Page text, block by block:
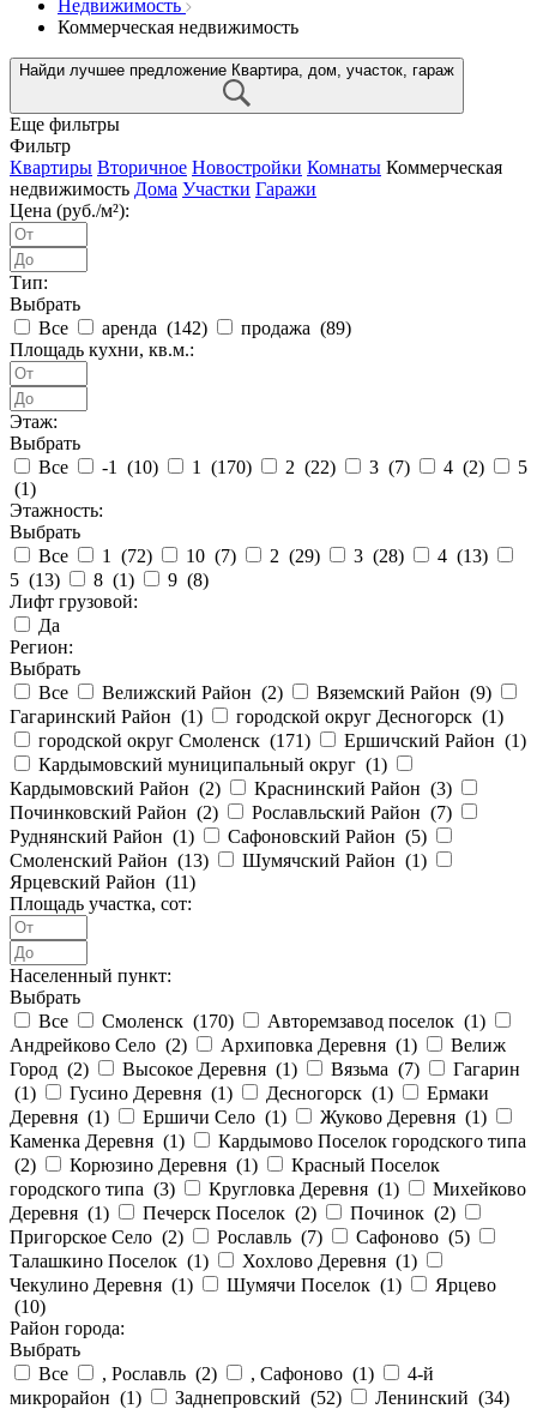
Недвижимость
Коммерческая недвижимость
Найди лучшее предложение Квартира, дом, участок, гараж
Еще фильтры
Фильтр
Квартиры Вторичное Новостройки Комнаты Коммерческая
недвижимость Дома Участки Гаражи
Цена (руб./м²):
Тип:
Выбрать
Все
аренда (142) продажа (89)
Площадь кухни, кв.м.:
Этаж:
Выбрать
Все
-1 (10) 1 (170) 2 (22) 3 (7) 4 (2)
5
(1)
Этажность:
Выбрать
Все
1 (72) 10 (7) 2 (29) 3 (28) 4 (13)
5 (13) 8 (1) 9 (8)
Лифт грузовой:
Да
Регион:
Выбрать
Все
Велижский Район (2) Вяземский Район (9)
Гагаринский Район (1) городской округ Десногорск (1)
городской округ Смоленск (171) Ершичский Район (1)
Кардымовский муниципальный округ (1)
Кардымовский Район (2) Краснинский Район (3)
Починковский Район (2) Рославльский Район (7)
Руднянский Район (1) Сафоновский Район (5)
Смоленский Район (13) Шумячский Район (1)
Ярцевский Район (11)
Площадь участка, сот:
Населенный пункт:
Выбрать
Все
Смоленск (170) Авторемзавод поселок (1)
Андрейково Село (2) Архиповка Деревня (1)
Велиж
Город (2) Высокое Деревня (1) Вязьма (7)
Гагарин
(1) Гусино Деревня (1) Десногорск (1)
Ермаки
Деревня (1) Ершичи Село (1) Жуково Деревня (1)
Каменка Деревня (1)
Кардымово Поселок городского типа
(2) Корюзино Деревня (1)
Красный Поселок
городского типа (3) Кругловка Деревня (1)
Михейково
Деревня (1) Печерск Поселок (2) Починок (2)
Пригорское Село (2) Рославль (7) Сафоново (5)
Талашкино Поселок (1) Хохлово Деревня (1)
Чекулино Деревня (1) Шумячи Поселок (1)
Ярцево
(10)
Район города:
Выбрать
Все
, Рославль (2) , Сафоново (1)
4-й
микрорайон (1) Заднепровский (52) Ленинский (34)